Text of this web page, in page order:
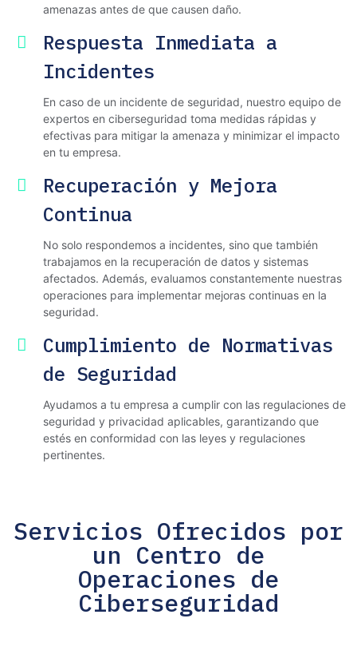
amenazas antes de que causen daño.
Respuesta Inmediata a
Incidentes
En caso de un incidente de seguridad, nuestro equipo de
expertos en ciberseguridad toma medidas rápidas y
efectivas para mitigar la amenaza y minimizar el impacto
en tu empresa.
Recuperación y Mejora
Continua
No solo respondemos a incidentes, sino que también
trabajamos en la recuperación de datos y sistemas
afectados. Además, evaluamos constantemente nuestras
operaciones para implementar mejoras continuas en la
seguridad.
Cumplimiento de Normativas
de Seguridad
Ayudamos a tu empresa a cumplir con las regulaciones de
seguridad y privacidad aplicables, garantizando que
estés en conformidad con las leyes y regulaciones
pertinentes.
Servicios Ofrecidos por
un Centro de
Operaciones de
Ciberseguridad